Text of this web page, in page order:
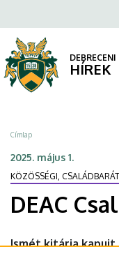
Családi
nap
DEBRECENI
EGYETEM
a
tartalomra
DEBRECENI
HÍREK
Morzsa
Címlap
2025. május 1.
KÖZÖSSÉGI,
DEAC
Ismét kitárja kapuit